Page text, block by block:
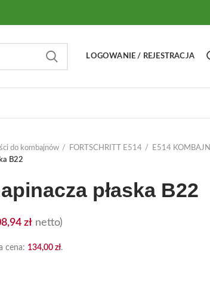
LOGOWANIE / REJESTRACJA
do kombajnów FORTSCHRITT E514
E514 KOMBAJN
B22
płaska B22
zł netto)
cena: 134,00 zł.